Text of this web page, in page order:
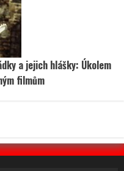
a jejich hlášky: Úkolem
filmům